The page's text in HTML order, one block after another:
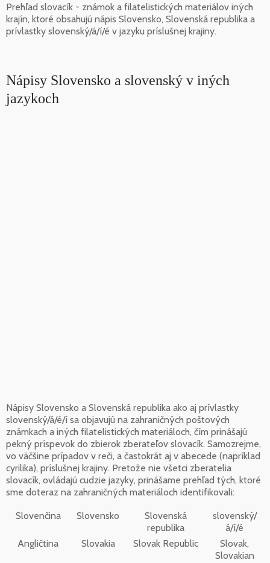
Prehľad slovacík - známok a filatelistických materiálov iných
krajín, ktoré obsahujú nápis Slovensko, Slovenská republika a
prívlastky slovenský/á/í/é v jazyku príslušnej krajiny.
Nápisy Slovensko a slovenský v iných
jazykoch
Nápisy Slovensko a Slovenská republika ako aj prívlastky
slovenský/á/é/í sa objavujú na zahraničných poštových
známkach a iných filatelistických materiáloch, čím prinášajú
pekný príspevok do zbierok zberateľov slovacík. Samozrejme,
vo väčšine prípadov v reči, a častokrát aj v abecede (napríklad
cyrilika), príslušnej krajiny. Pretože nie všetci zberatelia
slovacík, ovládajú cudzie jazyky, prinášame prehľad tých, ktoré
sme doteraz na zahraničných materiáloch identifikovali:
Slovenčina Slovensko
Slovenská
republika
slovenský/
á/í/é
Angličtina
Slovakia Slovak Republic
Slovak,
Slovakian